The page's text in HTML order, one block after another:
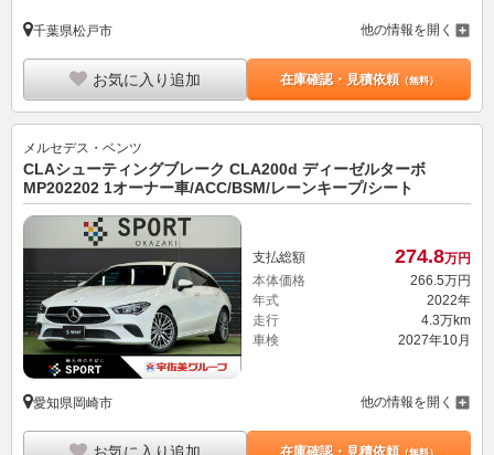
千葉県松戸市 他の情報を開く
お気に入り追加 在庫確認・見積依頼（無料）
メルセデス・ベンツ
CLAシューティングブレーク CLA200d ディーゼルターボ
MP202202 1オーナー車/ACC/BSM/レーンキープ/シート
支払総額 274.8万円
本体価格
266. 5万円
年式
2022年
走行
4.3万km
車検
2027年10月
愛知県岡崎市 他の情報を開く